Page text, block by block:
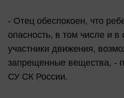
- Отец обеспокоен, что
опасность, в том числе и в
участники движения,
запрещенные вещества, -
СУ СК России.